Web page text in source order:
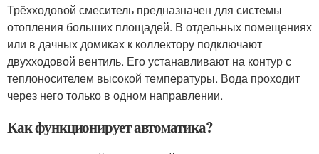
Трёхходовой смеситель предназначен для системы
отопления больших площадей. В отдельных помещениях
или в дачных домиках к коллектору подключают
двухходовой вентиль. Его устанавливают на контур с
теплоносителем высокой температуры. Вода проходит
через него только в одном направлении.
Как функционирует автоматика?